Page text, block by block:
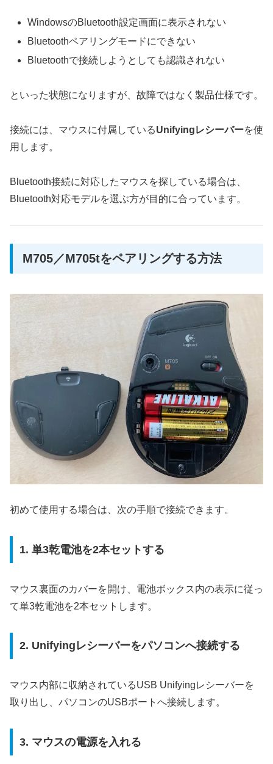
WindowsのBluetooth設定画面に表示されない
Bluetoothペアリングモードにできない
Bluetoothで接続しようとしても認識されない
といった状態になりますが、故障ではなく製品仕様です。
接続には、マウスに付属しているUnifyingレシーバーを使
用します。
Bluetooth接続に対応したマウスを探している場合は、
Bluetooth対応モデルを選ぶ方が目的に合っています。
M705／M705tをペアリングする方法
初めて使用する場合は、次の手順で接続できます。
1. 単3乾電池を2本セットする
マウス裏面のカバーを開け、電池ボックス内の表示に従っ
て単3乾電池を2本セットします。
2. Unifyingレシーバーをパソコンへ接続する
マウス内部に収納されているUSB Unifyingレシーバーを
取り出し、パソコンのUSBポートへ接続します。
3. マウスの電源を入れる